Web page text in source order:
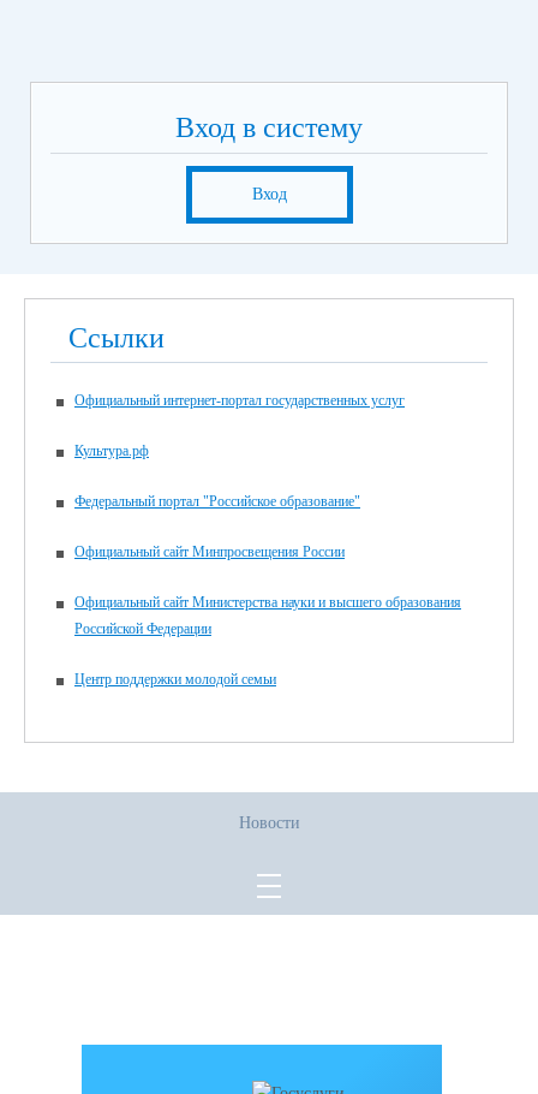
Вход в систему
Вход
Ссылки
Официальный интернет-портал государственных услуг
Культура.рф
Федеральный портал "Российское образование"
Официальный сайт Минпросвещения России
Официальный сайт Министерства науки и высшего образования
Российской Федерации
Центр поддержки молодой семьи
Новости